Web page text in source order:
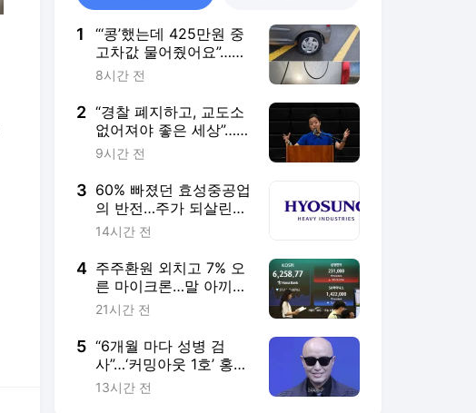
1
“‘콩’했는데 425만원 중
고차값 물어줬어요”…내
달 나이롱 환자 검토제
8시간 전
2 “경찰 폐지하고, 교도소
없어져야 좋은 세상”…프
란체스카 홍 과거 발언
9시간 전
3 60% 빠졌던 효성중공업
의 반전…주가 되살린
‘12조 수주’의 힘 [이주
14시간 전
4 주주환원 외치고 7% 오
른 마이크론…말 아끼고
17% 깎인 하이닉스
21시간 전
5 “6개월 마다 성병 검
사”…‘커밍아웃 1호’ 홍석
천, HIV·에이즈 예방 중
13시간 전